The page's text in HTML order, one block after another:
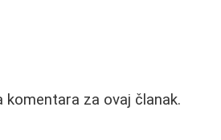
komentara za ovaj članak.